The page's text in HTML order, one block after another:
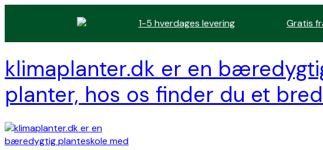
1-5 hverdages levering Gratis
klimaplanter.dk er en
planter, hos os finder du et